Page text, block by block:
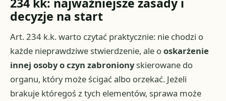
234 kk: najważniejsze zasady i
decyzje na start
Art. 234 k.k. warto czytać praktycznie: nie chodzi o
każde nieprawdziwe stwierdzenie, ale ooskarżenie
innej osoby o czyn zabronionyskierowane do
organu, który może ścigać albo orzekać. Jeżeli
brakuje któregoś z tych elementów, sprawa może